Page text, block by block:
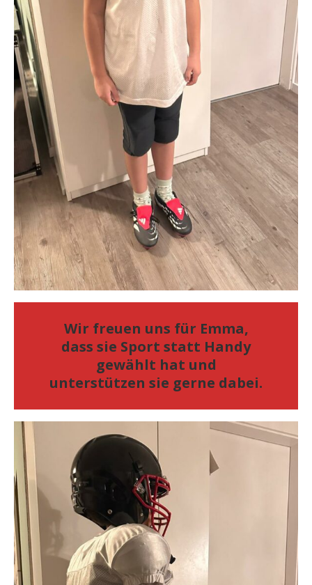
Wir freuen uns für Emma,
dass sie Sport statt Handy
gewählt hat und
unterstützen sie gerne dabei.